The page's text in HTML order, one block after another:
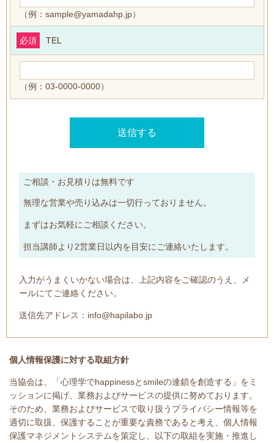
（例：sample@yamadahp.jp）
TEL
必須
（例：03-0000-0000）
ご相談・お見積りは無料です
無理な営業や売り込みは一切行っておりません。
まずはお気軽にご相談ください。
担当講師より2営業日以内を目安にご連絡いたします。
入力がうまくいかない場合は、上記内容をご確認のうえ、メ
ールにてご連絡ください。
送信先アドレス：info@hapilabo.jp
個人情報保護に対する取組方針
当協会は、「心理学でhappinessとsmileの連鎖を創造する」をミ
ッションに掲げ、業務およびサービスの提供に努めております。
そのため、業務およびサービスで取り扱うプライバシー情報等を
適切に取扱、保護することが重要な責務であると考え、個人情報
保護マネジメントシステムを策定し、以下の取組を実施・推進し